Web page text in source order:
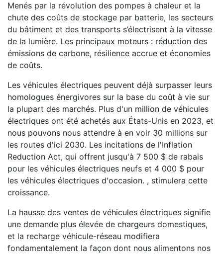
Menés par la révolution des pompes à chaleur et la
chute des coûts de stockage par batterie, les secteurs
du bâtiment et des transports s’électrisent à la vitesse
de la lumière. Les principaux moteurs : réduction des
émissions de carbone, résilience accrue et économies
de coûts.
Les véhicules électriques peuvent déjà surpasser leurs
homologues énergivores sur la base du coût à vie sur
la plupart des marchés. Plus d'un million de véhicules
électriques ont été achetés aux États-Unis en 2023, et
nous pouvons nous attendre à en voir 30 millions sur
les routes d'ici 2030. Les incitations de l'Inflation
Reduction Act, qui offrent jusqu'à 7 500 $ de rabais
pour les véhicules électriques neufs et 4 000 $ pour
les véhicules électriques d'occasion. , stimulera cette
croissance.
La hausse des ventes de véhicules électriques signifie
une demande plus élevée de chargeurs domestiques,
et la recharge véhicule-réseau modifiera
fondamentalement la façon dont nous alimentons nos